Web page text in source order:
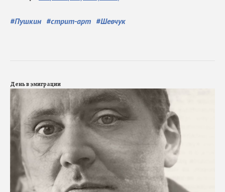
#Пушкин #стрит-арт #Шевчук
День в эмиграции